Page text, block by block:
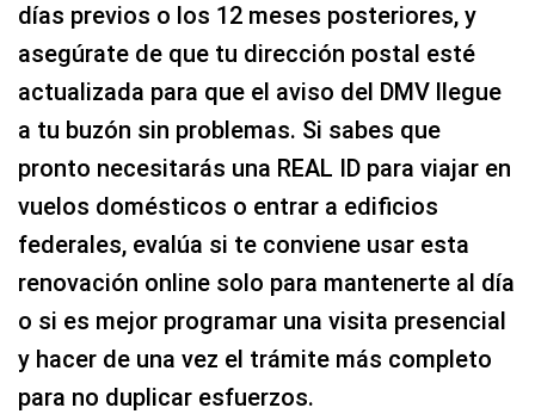
días previos o los 12 meses posteriores, y
asegúrate de que tu dirección postal esté
actualizada para que el aviso del DMV llegue
a tu buzón sin problemas. Si sabes que
pronto necesitarás una REAL ID para viajar en
vuelos domésticos o entrar a edificios
federales, evalúa si te conviene usar esta
renovación online solo para mantenerte al día
o si es mejor programar una visita presencial
y hacer de una vez el trámite más completo
para no duplicar esfuerzos.